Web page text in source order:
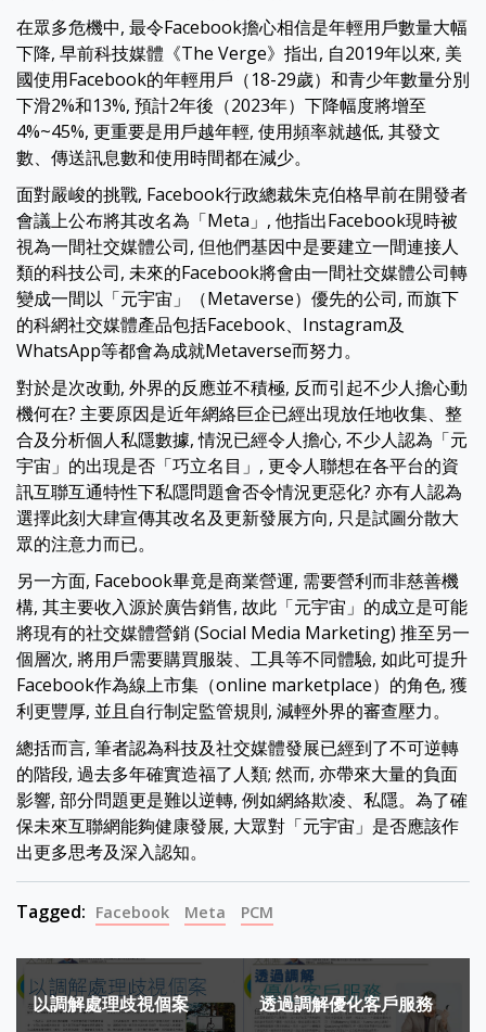
在眾多危機中, 最令Facebook擔心相信是年輕用戶數量大幅
下降, 早前科技媒體《The Verge》指出, 自2019年以來, 美
國使用Facebook的年輕用戶（18-29歲）和青少年數量分別
下滑2%和13%, 預計2年後（2023年）下降幅度將增至
4%~45%, 更重要是用戶越年輕, 使用頻率就越低, 其發文
數、傳送訊息數和使用時間都在減少。
面對嚴峻的挑戰, Facebook行政總裁朱克伯格早前在開發者
會議上公布將其改名為「Meta」, 他指出Facebook現時被
視為一間社交媒體公司, 但他們基因中是要建立一間連接人
類的科技公司, 未來的Facebook將會由一間社交媒體公司轉
變成一間以「元宇宙」（Metaverse）優先的公司, 而旗下
的科網社交媒體產品包括Facebook、Instagram及
WhatsApp等都會為成就Metaverse而努力。
對於是次改動, 外界的反應並不積極, 反而引起不少人擔心動
機何在? 主要原因是近年網絡巨企已經出現放任地收集、整
合及分析個人私隱數據, 情況已經令人擔心, 不少人認為「元
宇宙」的出現是否「巧立名目」, 更令人聯想在各平台的資
訊互聯互通特性下私隱問題會否令情況更惡化? 亦有人認為
選擇此刻大肆宣傳其改名及更新發展方向, 只是試圖分散大
眾的注意力而已。
另一方面, Facebook畢竟是商業營運, 需要營利而非慈善機
構, 其主要收入源於廣告銷售, 故此「元宇宙」的成立是可能
將現有的社交媒體營銷 (Social Media Marketing) 推至另一
個層次, 將用戶需要購買服裝、工具等不同體驗, 如此可提升
Facebook作為線上市集（online marketplace）的角色, 獲
利更豐厚, 並且自行制定監管規則, 減輕外界的審查壓力。
總括而言, 筆者認為科技及社交媒體發展已經到了不可逆轉
的階段, 過去多年確實造福了人類; 然而, 亦帶來大量的負面
影響, 部分問題更是難以逆轉, 例如網絡欺凌、私隱。為了確
保未來互聯網能夠健康發展, 大眾對「元宇宙」是否應該作
出更多思考及深入認知。
Tagged: Facebook Meta PCM
Post
navigation
以調解處理歧視個案 透過調解優化客戶服務